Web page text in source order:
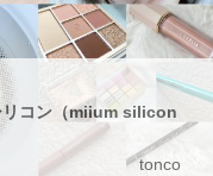
リコン（miium silicon
tonco